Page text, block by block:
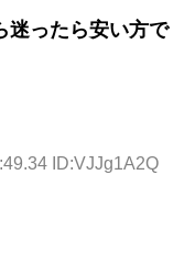
迷ったら安い方で
ID:VJJg1A2Q